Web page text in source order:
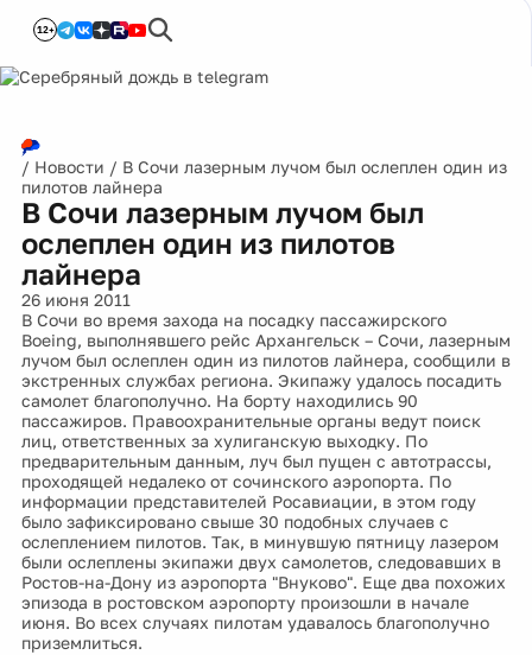
12+
/ Новости / В Сочи лазерным лучом был ослеплен один из
пилотов лайнера
В Сочи лазерным лучом был
ослеплен один из пилотов
лайнера
26 июня 2011
В Сочи во время захода на посадку пассажирского
Boeing, выполнявшего рейс Архангельск – Сочи, лазерным
лучом был ослеплен один из пилотов лайнера, сообщили в
экстренных службах региона. Экипажу удалось посадить
самолет благополучно. На борту находились 90
пассажиров. Правоохранительные органы ведут поиск
лиц, ответственных за хулиганскую выходку. По
предварительным данным, луч был пущен с автотрассы,
проходящей недалеко от сочинского аэропорта. По
информации представителей Росавиации, в этом году
было зафиксировано свыше 30 подобных случаев с
ослеплением пилотов. Так, в минувшую пятницу лазером
были ослеплены экипажи двух самолетов, следовавших в
Ростов-на-Дону из аэропорта "Внуково". Еще два похожих
эпизода в ростовском аэропорту произошли в начале
июня. Во всех случаях пилотам удавалось благополучно
приземлиться.